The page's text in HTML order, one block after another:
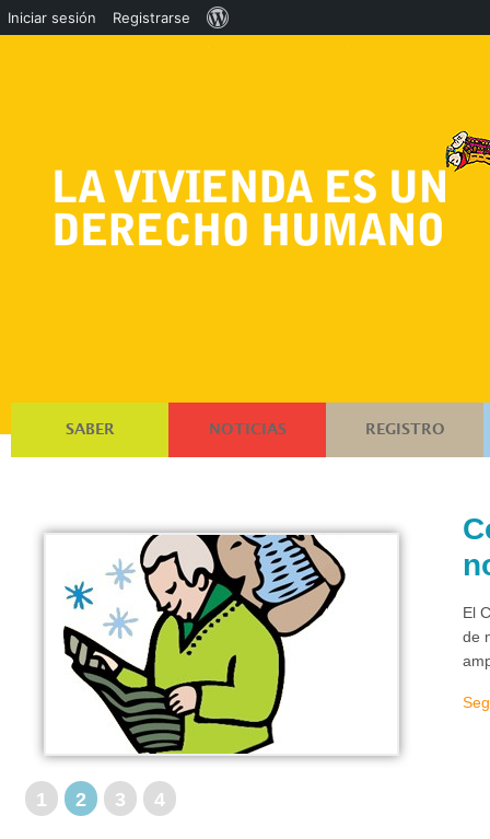
SABER NOTICIAS REGISTRO
El
de
1 2 3 4
Iniciar sesión Registrarse